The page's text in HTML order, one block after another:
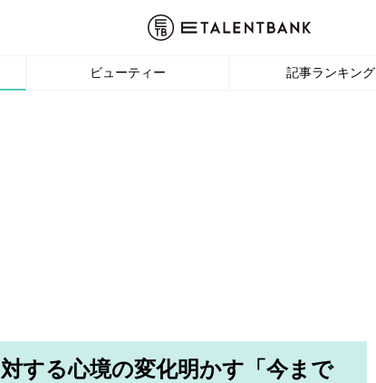
ビューティー 記事ランキング
対する心境の変化明かす「今まで